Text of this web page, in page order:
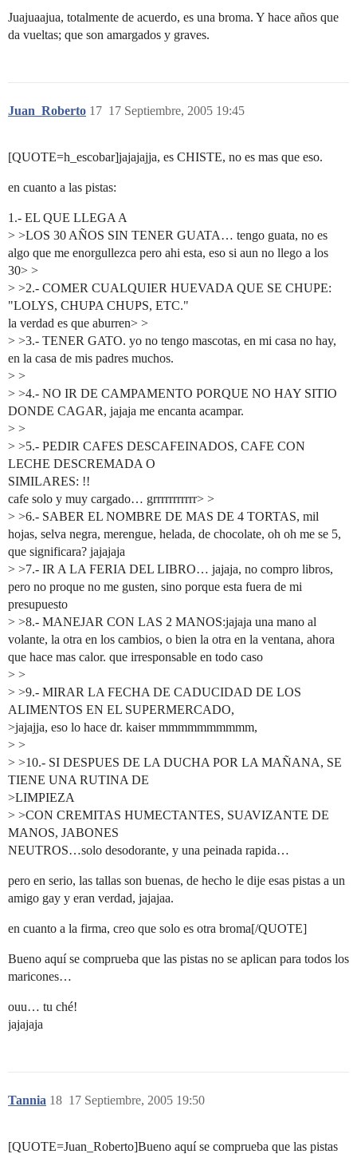
Juajuaajua, totalmente de acuerdo, es una broma. Y hace años que
da vueltas; que son amargados y graves.
Juan_Roberto 17 Septiembre, 2005 19:45
17
[QUOTE=h_escobar]jajajajja, es CHISTE, no es mas que eso.
en cuanto a las pistas:
1.- EL QUE LLEGA A
> >LOS 30 AÑOS SIN TENER GUATA… tengo guata, no es
algo que me enorgullezca pero ahi esta, eso si aun no llego a los
30> >
> >2.- COMER CUALQUIER HUEVADA QUE SE CHUPE:
"LOLYS, CHUPA CHUPS, ETC."
la verdad es que aburren> >
> >3.- TENER GATO. yo no tengo mascotas, en mi casa no hay,
en la casa de mis padres muchos.
> >
> >4.- NO IR DE CAMPAMENTO PORQUE NO HAY SITIO
DONDE CAGAR, jajaja me encanta acampar.
> >
> >5.- PEDIR CAFES DESCAFEINADOS, CAFE CON
LECHE DESCREMADA O
SIMILARES: !!
cafe solo y muy cargado… grrrrrrrrrrr> >
> >6.- SABER EL NOMBRE DE MAS DE 4 TORTAS, mil
hojas, selva negra, merengue, helada, de chocolate, oh oh me se 5,
que significara? jajajaja
> >7.- IR A LA FERIA DEL LIBRO… jajaja, no compro libros,
pero no proque no me gusten, sino porque esta fuera de mi
presupuesto
> >8.- MANEJAR CON LAS 2 MANOS:jajaja una mano al
volante, la otra en los cambios, o bien la otra en la ventana, ahora
que hace mas calor. que irresponsable en todo caso
> >
> >9.- MIRAR LA FECHA DE CADUCIDAD DE LOS
ALIMENTOS EN EL SUPERMERCADO,
>jajajja, eso lo hace dr. kaiser mmmmmmmmmm,
> >
> >10.- SI DESPUES DE LA DUCHA POR LA MAÑANA, SE
TIENE UNA RUTINA DE
>LIMPIEZA
> >CON CREMITAS HUMECTANTES, SUAVIZANTE DE
MANOS, JABONES
NEUTROS…solo desodorante, y una peinada rapida…
pero en serio, las tallas son buenas, de hecho le dije esas pistas a un
amigo gay y eran verdad, jajajaa.
en cuanto a la firma, creo que solo es otra broma[/QUOTE]
Bueno aquí se comprueba que las pistas no se aplican para todos los
maricones…
ouu… tu ché!
jajajaja
Tannia 17 Septiembre, 2005 19:50
18
[QUOTE=Juan_Roberto]Bueno aquí se comprueba que las pistas